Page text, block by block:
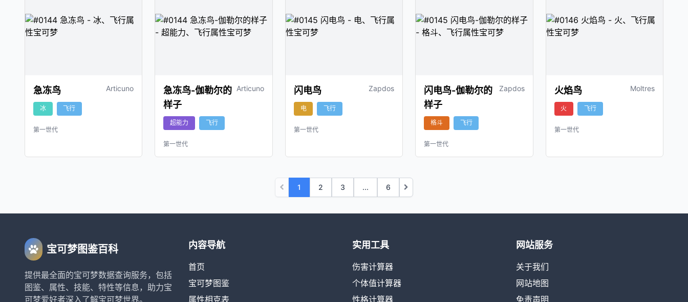
急冻鸟 Articuno
冰 飞行
第一世代
急冻鸟-伽勒尔的
样子
Articuno
超能力 飞行
第一世代
闪电鸟 Zapdos
电 飞行
第一世代
闪电鸟-伽勒尔的
样子
Zapdos
格斗 飞行
第一世代
火焰鸟 Moltres
火 飞行
第一世代
1 2 3 ... 6
宝可梦图鉴百科
提供最全面的宝可梦数据查询服务，包括
图鉴、属性、技能、特性等信息，助力宝
可梦爱好者深入了解宝可梦世界。
内容导航
首页
宝可梦图鉴
属性相克表
实用工具
伤害计算器
个体值计算器
性格计算器
网站服务
关于我们
网站地图
免责声明